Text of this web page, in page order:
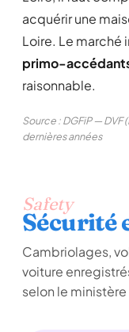
acquérir une
Loire. Le marché
primo-
raisonnable.
Source : DGFiP — DVF
dernières années
Safety
Sécurité
Cambriolages,
voiture
selon le